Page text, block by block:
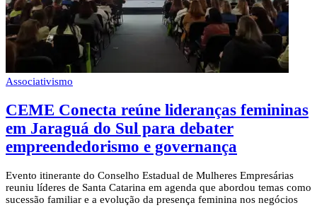
Associativismo
CEME Conecta reúne lideranças femininas
em Jaraguá do Sul para debater
empreendedorismo e governança
Evento itinerante do Conselho Estadual de Mulheres Empresárias
reuniu líderes de Santa Catarina em agenda que abordou temas como
sucessão familiar e a evolução da presença feminina nos negócios